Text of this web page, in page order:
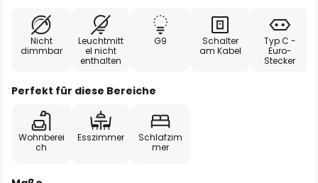
Nicht
dimmbar
Leuchtmitt
el nicht
enthalten
G9
Schalter
am Kabel
Typ C -
Euro-
Stecker
Perfekt für diese Bereiche
Wohnberei
ch
Esszimmer
Schlafzim
mer